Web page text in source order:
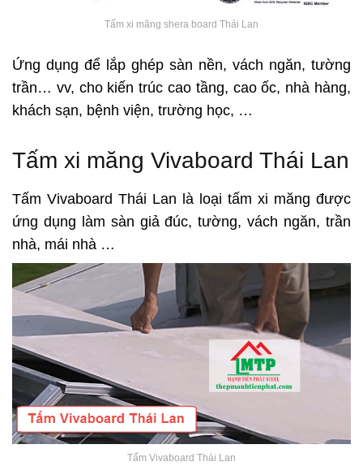
Tấm xi măng shera board Thái Lan
Ứng dụng để lắp ghép sàn nền, vách ngăn, tường
trần… vv, cho kiến trúc cao tầng, cao ốc, nhà hàng,
khách sạn, bệnh viện, trường học, …
Tấm xi măng Vivaboard Thái Lan
Tấm Vivaboard Thái Lan là loại tấm xi măng được
ứng dụng làm sàn giả đúc, tường, vách ngăn, trần
nhà, mái nhà …
Tấm Vivaboard Thái Lan